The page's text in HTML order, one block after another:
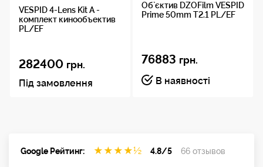
VESPID 4-Lens Kit A -
комплект кинообъектив
PL/EF
282400 грн.
Під замовлення
Об`єктив DZOFilm VESPID
Prime 50mm T2.1 PL/EF
76883 грн.
В наявності
Google Рейтинг: ★ ★ ★ ★½ 4.8/5 66 отзывов